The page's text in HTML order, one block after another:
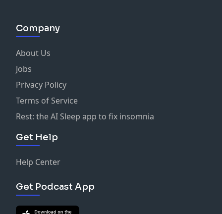
Company
About Us
Jobs
Privacy Policy
Terms of Service
Rest: the AI Sleep app to fix insomnia
Get Help
Help Center
Get Podcast App